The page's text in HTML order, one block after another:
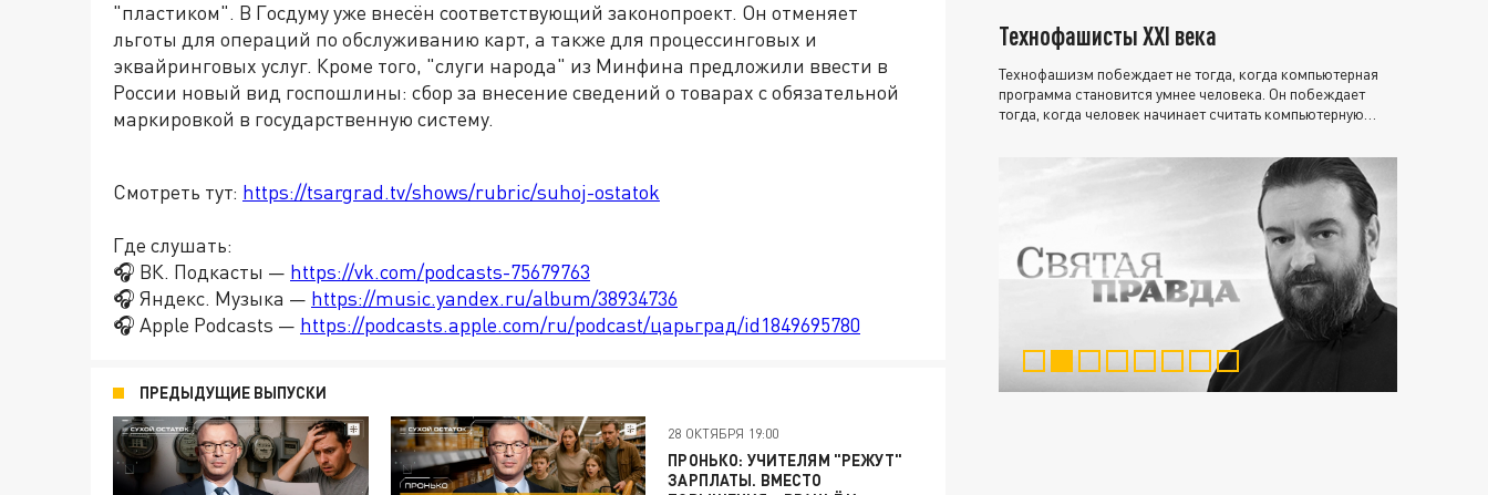
"пластиком". В Госдуму уже внесён соответствующий законопроект. Он отменяет
льготы для операций по обслуживанию карт, а также для процессинговых и
эквайринговых услуг. Кроме того, "слуги народа" из Минфина предложили ввести в
России новый вид госпошлины: сбор за внесение сведений о товарах с обязательной
маркировкой в государственную систему.
Смотреть тут: https://tsargrad.tv/shows/rubric/suhoj-ostatok
Где слушать:
🎧 ВК. Подкасты — https://vk.com/podcasts-75679763
🎧 Яндекс. Музыка — https://music.yandex.ru/album/38934736
🎧 Apple Podcasts — https://podcasts.apple.com/ru/podcast/царьград/id1849695780
ПРЕДЫДУЩИЕ ВЫПУСКИ
28 ОКТЯБРЯ 19:00
ПРОНЬКО: УЧИТЕЛЯМ "РЕЖУТ"
ЗАРПЛАТЫ. ВМЕСТО
Технофашисты XXI века
Технофашизм побеждает не тогда, когда компьютерная
программа становится умнее человека. Он побеждает
тогда, когда человек начинает считать компьютерную